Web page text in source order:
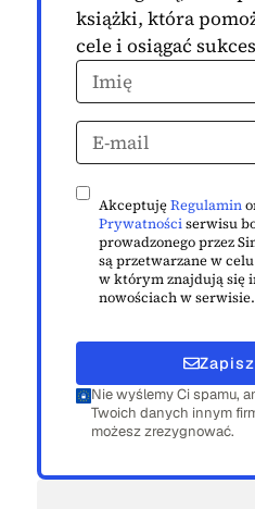
książki, która
cele i osiągać
AkceptujęRegulamin
Prywatnościserwisu
prowadzonego przez
są przetwarzane w
w którym znajdują się
nowościach w serwisie.
Nie wyślemy Ci spamu,
Twoich danych innym
możesz zrezygnować.